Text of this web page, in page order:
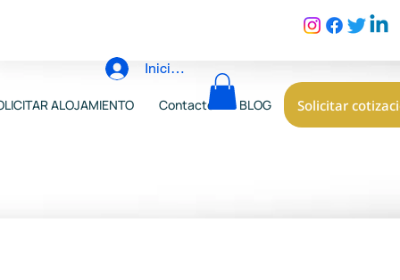
ALOJAMIENTO Contacto BLOG Solicitar
Iniciar sesión